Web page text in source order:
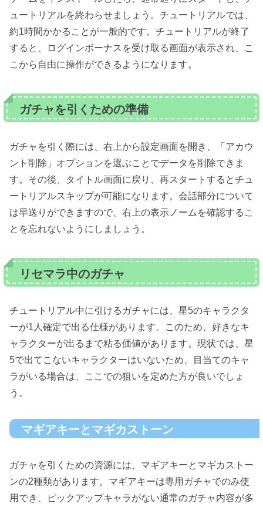
ュートリアルを終わらせましょう。チュートリアルでは、
約1時間かかることが一般的です。チュートリアルが終了
すると、ログインボーナスを受け取る画面が表示され、こ
こから自由に操作ができるようになります。
ガチャを引くための準備
ガチャを引く際には、右上から設定画面を開き、「アカウ
ント削除」オプションを選ぶことでデータを削除できま
す。その後、タイトル画面に戻り、再スタートするとチュ
ートリアルスキップが可能になります。会話部分について
は早送りができますので、右上の表示ノームを確認するこ
とを忘れないようにしましょう。
リセマラ中のガチャ
チュートリアル中に引けるガチャには、星5のキャラクタ
ーが1人確定で出る仕様があります。このため、好きなキ
ャラクターが出るまで粘る価値があります。現状では、星
5で出てこないキャラクターはいないため、目当てのキャ
ラがいる場合は、ここでの狙いを定めた方が良いでしょ
う。
マギアキーとマギカストーン
ガチャを引くための資源には、マギアキーとマギカストー
ンの2種類があります。マギアキーは専用ガチャでのみ使
用でき、ピックアップキャラがない通常のガチャ内容が多